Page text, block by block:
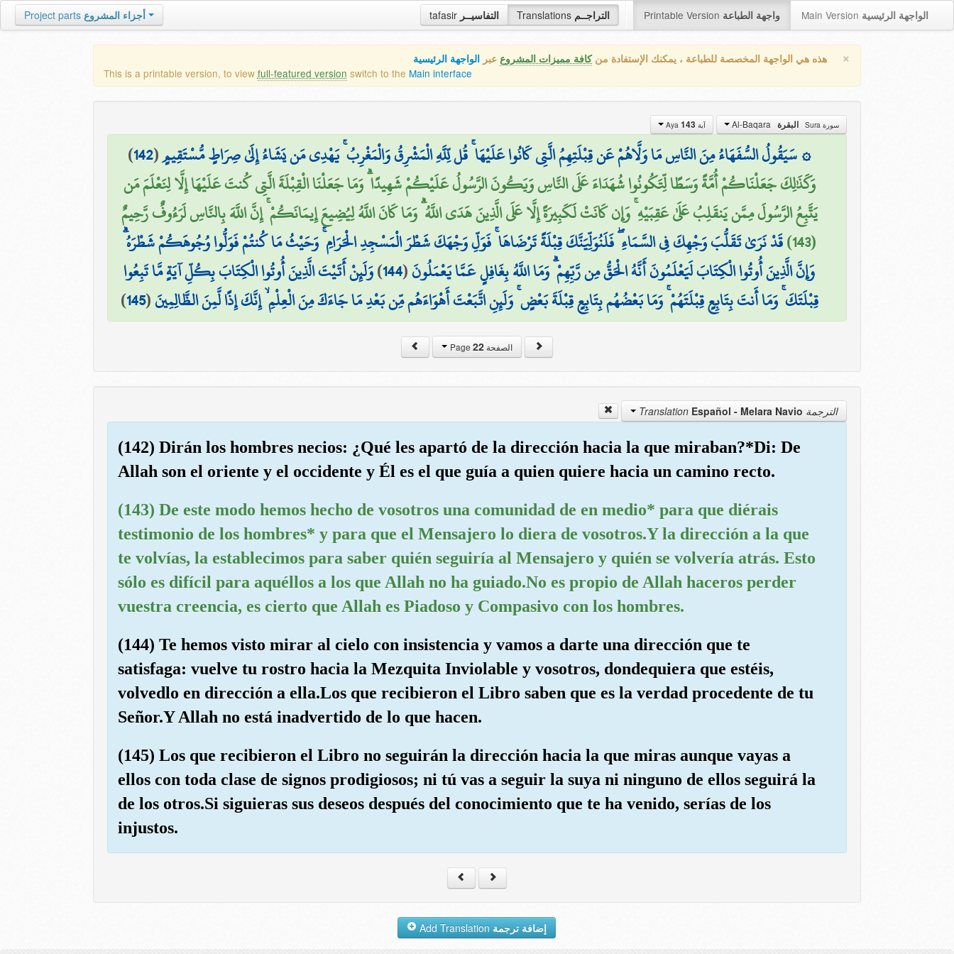
tafasir التفاسيــر Translations التراجــم Printable Version واجهة الطباعة Main Version الواجهة الرئيسية Project parts أجزاء المشروع
× هذه هي الواجهة المخصصة للطباعة ، يمكنك الإستفادة منكافة مميزات المشروع عبر الواجهة الرئيسية
This is a printable version, to view full-featured version switch to the Main interface
سورة Sura البقرة آية Aya 143
۞ سَيَقُولُ السُّفَهَاءُ مِنَ النَّاسِ مَا وَلَّاهُمْ عَن قِبْلَتِهِمُ الَّتِي كَانُوا عَلَيْهَا ۚ قُل لِّلَّهِ الْمَشْرِقُ وَالْمَغْرِبُ ۚ يَهْدِي مَن يَشَاءُ إِلَىٰ صِرَاطٍ مُّسْتَقِيمٍ(
142
)
وَكَذَٰلِكَ جَعَلْنَاكُمْ أُمَّةً وَسَطًا لِّتَكُونُوا شُهَدَاءَ عَلَى النَّاسِ وَيَكُونَ الرَّسُولُ عَلَيْكُمْ شَهِيدًا ۗ وَمَا جَعَلْنَا الْقِبْلَةَ الَّتِي كُنتَ عَلَيْهَا إِلَّا لِنَعْلَمَ مَن
يَتَّبِعُ الرَّسُولَ مِمَّن يَنقَلِبُ عَلَىٰ عَقِبَيْهِ ۚ وَإِن كَانَتْ لَكَبِيرَةً إِلَّا عَلَى الَّذِينَ هَدَى اللَّهُ ۗ وَمَا كَانَ اللَّهُ لِيُضِيعَ إِيمَانَكُمْ ۚ إِنَّ اللَّهَ بِالنَّاسِ لَرَءُوفٌ رَّحِيمٌ
(143)
قَدْ نَرَىٰ تَقَلُّبَ وَجْهِكَ فِي السَّمَاءِ ۖ فَلَنُوَلِّيَنَّكَ قِبْلَةً تَرْضَاهَا ۚ فَوَلِّ وَجْهَكَ شَطْرَ الْمَسْجِدِ الْحَرَامِ ۚ وَحَيْثُ مَا كُنتُمْ فَوَلُّوا وُجُوهَكُمْ شَطْرَهُ ۗ
وَإِنَّ الَّذِينَ أُوتُوا الْكِتَابَ لَيَعْلَمُونَ أَنَّهُ الْحَقُّ مِن رَّبِّهِمْ ۗ وَمَا اللَّهُ بِغَافِلٍ عَمَّا يَعْمَلُونَ(
144
)وَلَئِنْ أَتَيْتَ الَّذِينَ أُوتُوا الْكِتَابَ بِكُلِّ آيَةٍ مَّا تَبِعُوا
قِبْلَتَكَ ۚ وَمَا أَنتَ بِتَابِعٍ قِبْلَتَهُمْ ۚ وَمَا بَعْضُهُم بِتَابِعٍ قِبْلَةَ بَعْضٍ ۚ وَلَئِنِ اتَّبَعْتَ أَهْوَاءَهُم مِّن بَعْدِ مَا جَاءَكَ مِنَ الْعِلْمِ ۙ إِنَّكَ إِذًا لَّمِنَ الظَّالِمِينَ(
145
)
الصفحة Page22
الترجمة Translation Español - Melara Navio
(142) Dirán los hombres necios: ¿Qué les apartó de la dirección hacia la que miraban?*Di: De
Allah son el oriente y el occidente y Él es el que guía a quien quiere hacia un camino recto.
(143) De este modo hemos hecho de vosotros una comunidad de en medio* para que diérais
testimonio de los hombres* y para que el Mensajero lo diera de vosotros.Y la dirección a la que
te volvías, la establecimos para saber quién seguiría al Mensajero y quién se volvería atrás. Esto
sólo es difícil para aquéllos a los que Allah no ha guiado.No es propio de Allah haceros perder
vuestra creencia, es cierto que Allah es Piadoso y Compasivo con los hombres.
(144) Te hemos visto mirar al cielo con insistencia y vamos a darte una dirección que te
satisfaga: vuelve tu rostro hacia la Mezquita Inviolable y vosotros, dondequiera que estéis,
volvedlo en dirección a ella.Los que recibieron el Libro saben que es la verdad procedente de tu
Señor.Y Allah no está inadvertido de lo que hacen.
(145) Los que recibieron el Libro no seguirán la dirección hacia la que miras aunque vayas a
ellos con toda clase de signos prodigiosos; ni tú vas a seguir la suya ni ninguno de ellos seguirá la
de los otros.Si siguieras sus deseos después del conocimiento que te ha venido, serías de los
injustos.
إضافة ترجمة